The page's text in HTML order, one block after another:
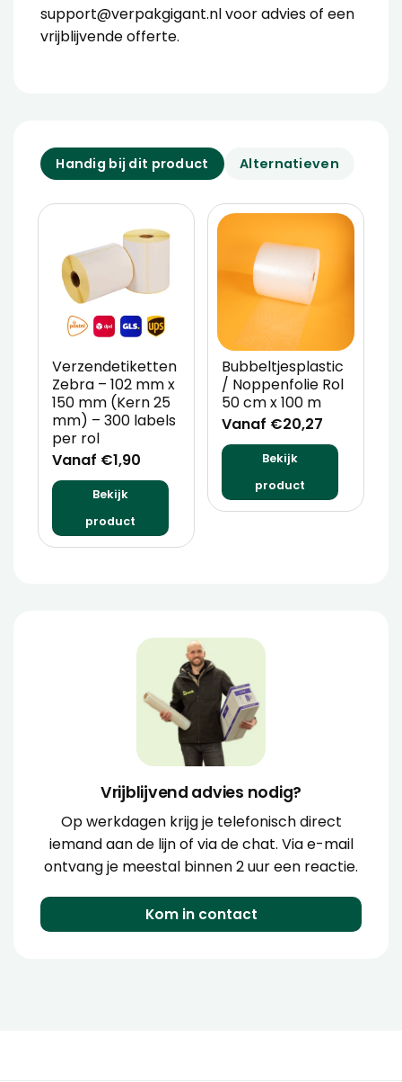
support@verpakgigant.nl voor advies of een
vrijblijvende offerte.
Handig bij dit product Alternatieven
Verzendetiketten
Zebra – 102 mm x
150 mm (Kern 25
mm) – 300 labels
per rol
Vanaf €1,90
Bekijk
product
Bubbeltjesplastic
/ Noppenfolie Rol
50 cm x 100 m
Vanaf €20,27
Bekijk
product
Vrijblijvend advies nodig?
Op werkdagen krijg je telefonisch direct
iemand aan de lijn of via de chat. Via e-mail
ontvang je meestal binnen 2 uur een reactie.
Kom in contact